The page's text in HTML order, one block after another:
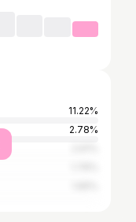
11.22%
2.78%